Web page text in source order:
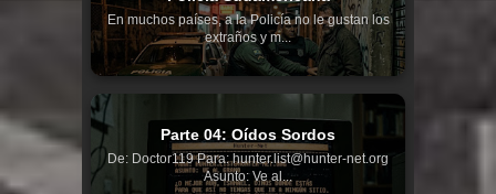
En muchos países, a la Policía no le gustan los
extraños y m...
Parte 04: Oídos Sordos
De: Doctor119 Para: hunter.list@hunter-net.org
Asunto: Ve al...